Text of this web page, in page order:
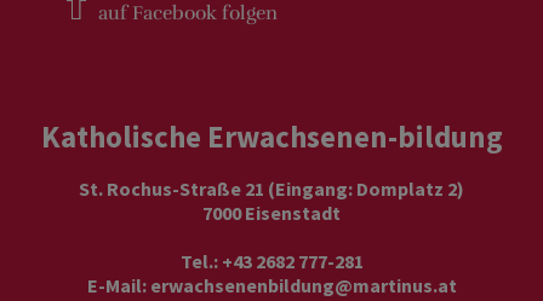
auf Facebook folgen
Katholische Erwachsenen-bildung
St. Rochus-Straße 21 (Eingang: Domplatz 2)
7000 Eisenstadt
Tel.: +43 2682 777-281
E-Mail: erwachsenenbildung@martinus.at